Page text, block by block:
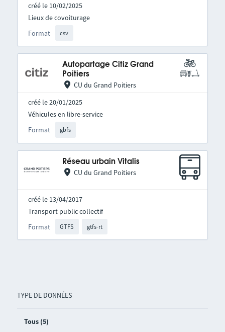
TYPE DE DONNÉES
Tous (5)
créé le 10/02/2025
Format csv
Lieux de covoiturage
Autopartage Citiz Grand
Poitiers
CU du Grand Poitiers
créé le 20/01/2025
Format gbfs
Véhicules en libre-service
Réseau urbain Vitalis
CU du Grand Poitiers
créé le 13/04/2017
Format GTFS gtfs-rt
Transport public collectif